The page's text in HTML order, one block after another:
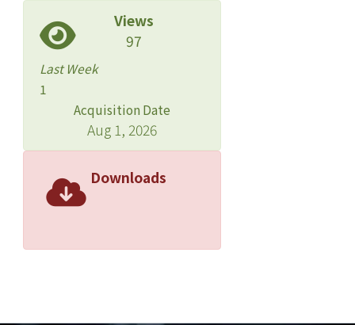
Views
97
Last Week
1
Acquisition Date
Aug 1, 2026
Downloads